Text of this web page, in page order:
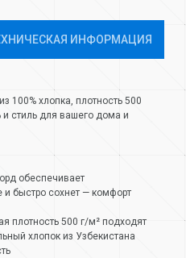
ИНФОРМАЦИЯ
100% хлопка, плотность 500
и стиль для вашего дома и
обеспечивает
быстро сохнет — комфорт
плотность 500 г/м² подходят
хлопок из Узбекистана